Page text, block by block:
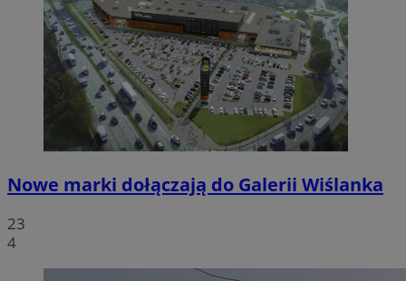
Nowe marki dołączają do Galerii Wiślanka
23
4